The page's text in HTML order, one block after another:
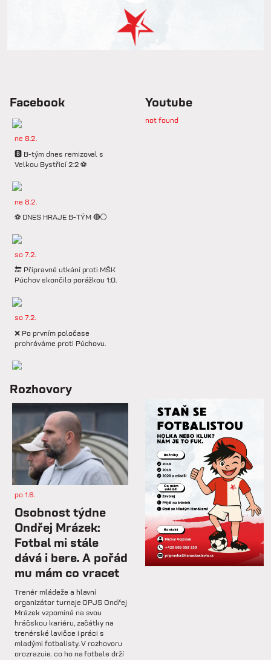
Facebook
ne 8.2.
🅱️ B-tým dnes remizoval s
Velkou Bystřicí 2:2 ⚽️
ne 8.2.
⚽️ DNES HRAJE B-TÝM 🔴⚪️
so 7.2.
🔚 Přípravné utkání proti MŠK
Púchov skončilo porážkou 1:0.
so 7.2.
❌ Po prvním poločase
prohráváme proti Púchovu.
📋 Proti Púchovu nastoupíme v
této základní sestavě.
so 7.2.
⚽️ DNES HRAJÍ HANÁCI 🔴⚪️V
dalším přípravném utkání...
st 4.2.
Hlavní trenér Lukáš Kříž v
rozhovoru hodnotí dosavadní
průběh zimní...
so 31.1.
🅱️ Prohra proti rezervě Gorniku
Zabrze.
so 31.1.
🅱️ DNES HRAJÍ HANÁCI 🔴⚪️Dnes
Youtube
not found
Rozhovory
po 1.6.
Osobnost týdne
Ondřej Mrázek:
Fotbal mi stále
dává i bere. A pořád
mu mám co vracet
Trenér mládeže a hlavní
organizátor turnaje OPJS Ondřej
Mrázek vzpomíná na svou
hráčskou kariéru, začátky na
trenérské lavičce i práci s
mladými fotbalisty. V rozhovoru
prozrazuje, co ho na fotbale drží